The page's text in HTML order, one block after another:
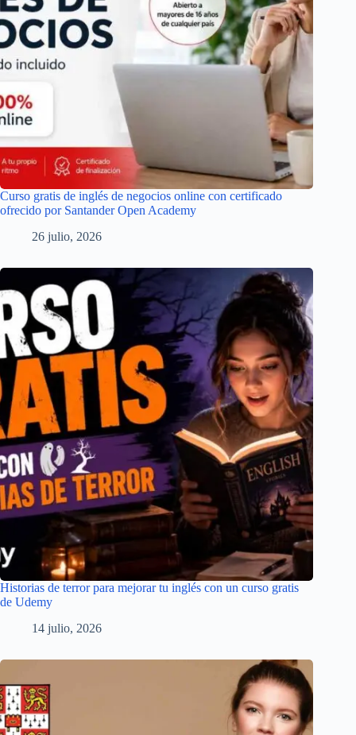
Curso gratis de inglés de negocios online con certificado
ofrecido por Santander Open Academy
26 julio, 2026
Historias de terror para mejorar tu inglés con un curso gratis
de Udemy
14 julio, 2026